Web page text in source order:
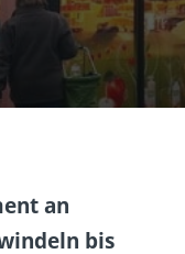
an
bis